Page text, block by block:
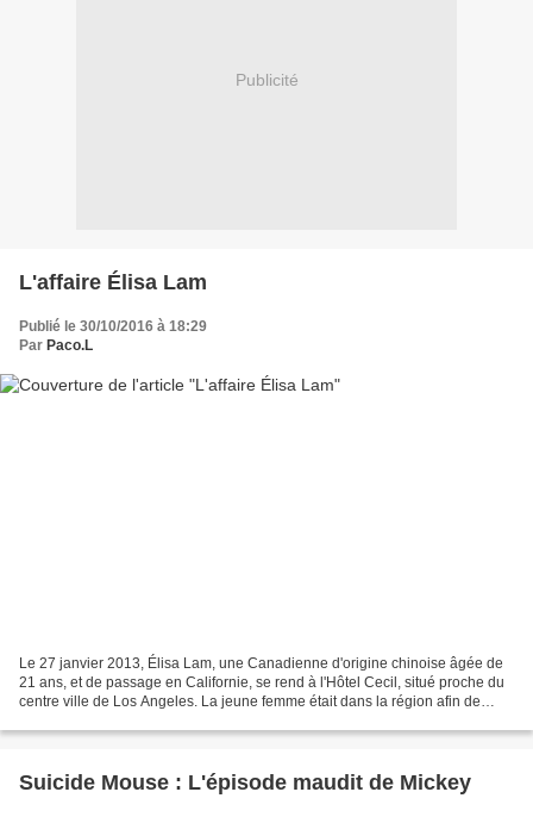
Publicité
L'affaire Élisa Lam
Publié le 30/10/2016 à 18:29
Par Paco.L
Le 27 janvier 2013, Élisa Lam, une Canadienne d'origine chinoise âgée de
21 ans, et de passage en Californie, se rend à l'Hôtel Cecil, situé proche du
centre ville de Los Angeles. La jeune femme était dans la région afin de
Suicide Mouse : L'épisode maudit de Mickey